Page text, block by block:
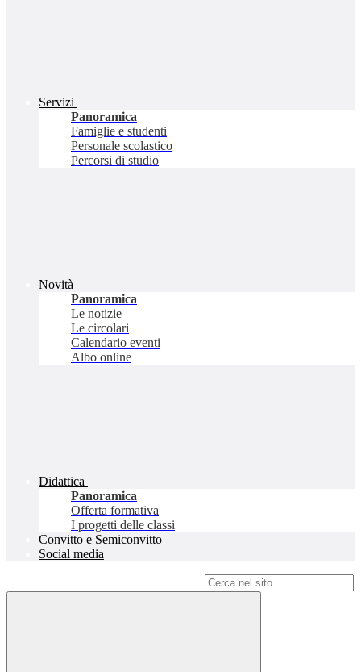
Servizi
Panoramica
Famiglie e studenti
Personale scolastico
Percorsi di studio
Novità
Panoramica
Le notizie
Le circolari
Calendario eventi
Albo online
Didattica
Panoramica
Offerta formativa
I progetti delle classi
Convitto e Semiconvitto
Social media